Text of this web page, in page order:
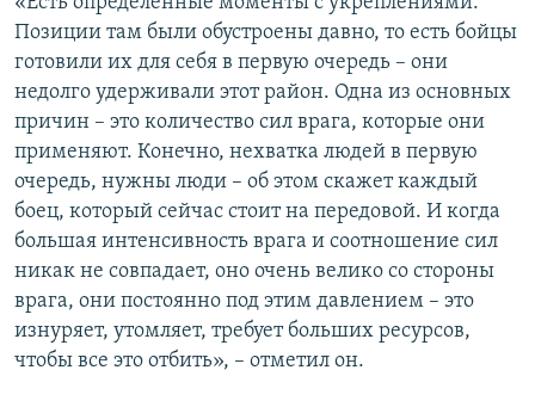
Позиции там были обустроены давно, то есть бойцы
готовили их для себя в первую очередь – они
недолго удерживали этот район. Одна из основных
причин – это количество сил врага, которые они
применяют. Конечно, нехватка людей в первую
очередь, нужны люди – об этом скажет каждый
боец, который сейчас стоит на передовой. И когда
большая интенсивность врага и соотношение сил
никак не совпадает, оно очень велико со стороны
врага, они постоянно под этим давлением – это
изнуряет, утомляет, требует больших ресурсов,
чтобы все это отбить», – отметил он.